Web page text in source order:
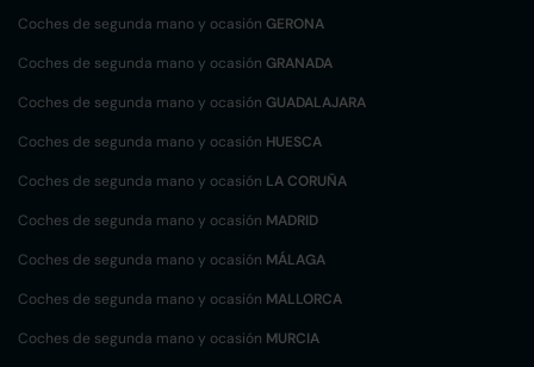
Coches de segunda mano y ocasión GERONA
Coches de segunda mano y ocasión GRANADA
Coches de segunda mano y ocasión GUADALAJARA
Coches de segunda mano y ocasión HUESCA
Coches de segunda mano y ocasión LA CORUÑA
Coches de segunda mano y ocasión MADRID
Coches de segunda mano y ocasión MÁLAGA
Coches de segunda mano y ocasión MALLORCA
Coches de segunda mano y ocasión MURCIA